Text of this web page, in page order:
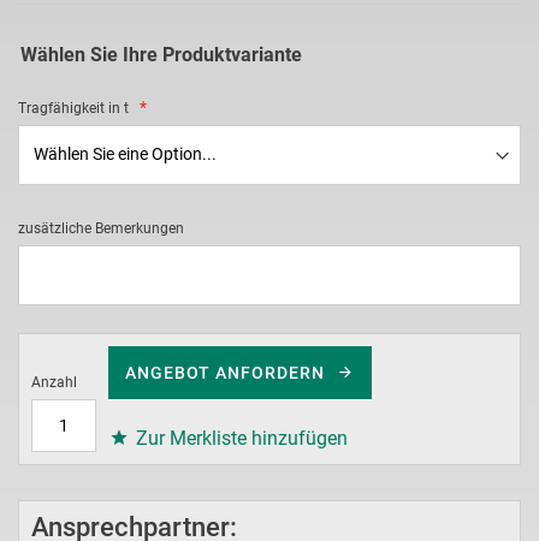
Wählen Sie Ihre Produktvariante
Tragfähigkeit in t
zusätzliche Bemerkungen
Anzahl
ANGEBOT ANFORDERN
Zur Merkliste hinzufügen
Ansprechpartner: